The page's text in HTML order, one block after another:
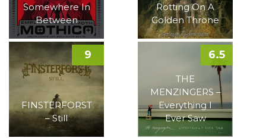
Somewhere In
Between
Rotting On A
Golden Throne
FINSTERFORST
– Still
9
THE
MENZINGERS –
Everything I
Ever Saw
6.5